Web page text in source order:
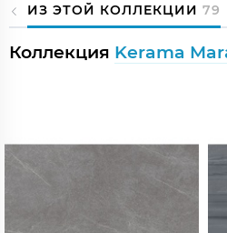
ИЗ ЭТОЙ КОЛЛЕКЦИИ 79
Коллекция Kerama